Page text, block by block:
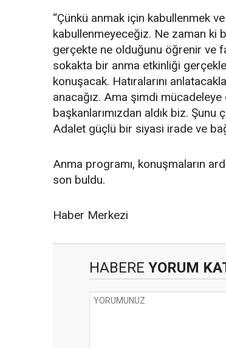
“Çünkü anmak için kabullenmek
kabullenmeyeceğiz. Ne zaman ki
gerçekte ne olduğunu öğrenir ve
sokakta bir anma etkinliği
konuşacak. Hatıralarını
anacağız. Ama şimdi
başkanlarımızdan aldık biz.
Adalet güçlü bir siyasi irade ve
Anma programı, konuşmaların
son buldu.
Haber Merkezi
HABERE YORUM